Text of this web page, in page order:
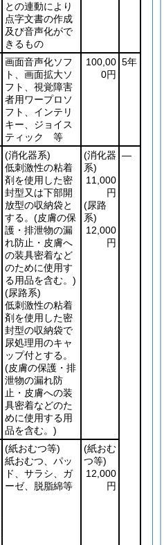
との連動により
点字文書の作成
及び音声化がで
きるもの
画面音声化ソフ
ト、画面拡大ソ
フト、視覚障害
者用ワープロソ
フト、インテリ
キー、ジョイス
ティック 等
100,00
0円
5年
(消化器系)
低刺激性の粘着
剤を使用した密
封型又は下部開
放型の収納袋と
する。 (皮膚の保
護・排泄物の漏
れ防止・皮膚へ
の装具密着など
のために使用す
る用品を含む。)
(尿路系)
低刺激性の粘着
剤を使用した密
封型の収納袋で
尿処理用のキャ
ップ付とする。
(皮膚の保護・排
泄物の漏れ防
止・皮膚への装
具密着などのた
めに使用する用
品を含む。)
(消化器
系)
11,000
円
(尿路
系)
12,000
円
―
(紙おむつ等)
紙おむつ、パッ
ド、サラシ、ガ
ーゼ、脱脂綿等
(紙おむ
つ等)
12,000
円